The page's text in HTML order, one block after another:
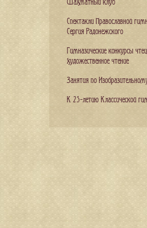
Шахматный клуб
Спектакли Православной
Сергия Радонежского
Гимназические конкурсы
художественное чтение
Занятия по
К 25-летию Классической